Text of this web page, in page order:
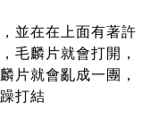
並在在上面有著許
毛麟片就會打開，
片就會亂成一團，
打結